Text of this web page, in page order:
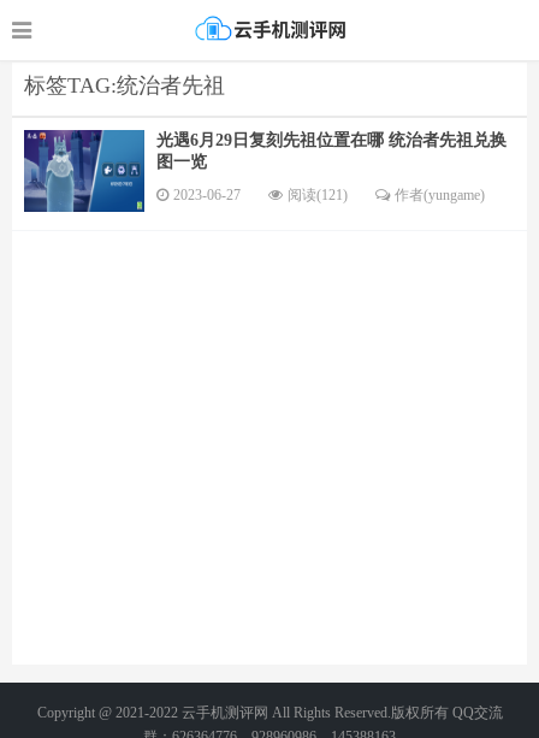
标签TAG:统治者先祖
光遇6月29日复刻先祖位置在哪 统治者先祖兑换
图一览
2023-06-27 阅读(121) 作者(yungame)
Copyright @ 2021-2022 云手机测评网 All Rights Reserved.版权所有 QQ交流